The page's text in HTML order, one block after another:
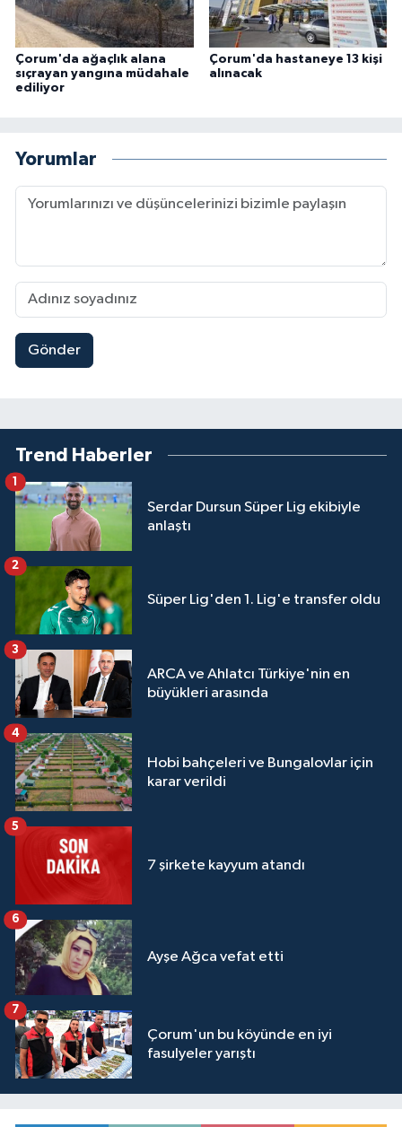
Çorum'da ağaçlık alana
sıçrayan yangına müdahale
ediliyor
Çorum'da hastaneye 13 kişi
alınacak
Yorumlar
Gönder
Trend Haberler
Serdar Dursun Süper Lig ekibiyle
anlaştı
1
Süper Lig'den 1. Lig'e transfer oldu
2
ARCA ve Ahlatcı Türkiye'nin en
büyükleri arasında
3
Hobi bahçeleri ve Bungalovlar için
karar verildi
4
7 şirkete kayyum atandı
5
Ayşe Ağca vefat etti
6
Çorum'un bu köyünde en iyi
fasulyeler yarıştı
7